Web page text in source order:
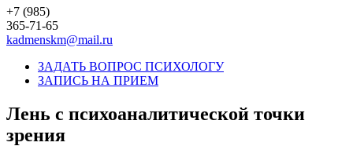
+7 (985)
365-71-65
kadmenskm@mail.ru
ЗАДАТЬ ВОПРОС ПСИХОЛОГУ
ЗАПИСЬ НА ПРИЕМ
Лень с психоаналитической точки
зрения